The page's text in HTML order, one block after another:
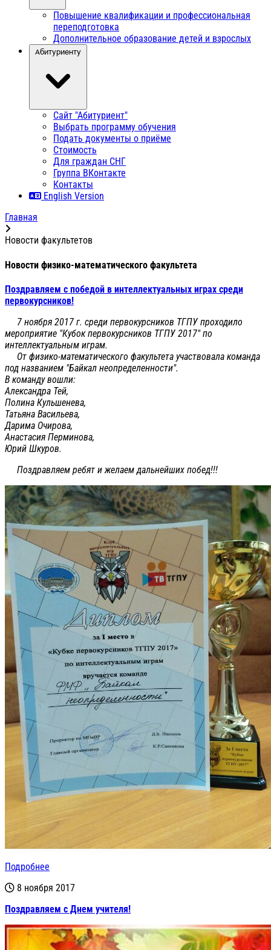
Повышение квалификации и профессиональная
переподготовка
Дополнительное образование детей и взрослых
Абитуриенту
Сайт "Абитуриент"
Выбрать программу обучения
Подать документы о приёме
Стоимость
Для граждан СНГ
Группа ВКонтакте
Контакты
English Version
Главная
Новости факультетов
Новости физико-математического факультета
Поздравляем с победой в интеллектуальных играх среди
первокурсников!
7 ноября 2017 г. среди первокурсников ТГПУ проходило
мероприятие "Кубок первокурсников ТГПУ 2017" по
интеллектуальным играм.
От физико-математического факультета участвовала команда
под названием "Байкал неопределенности".
В команду вошли:
Александра Тей,
Полина Кульшенева,
Татьяна Васильева,
Дарима Очирова,
Анастасия Перминова,
Юрий Шкуров.
Поздравляем ребят и желаем дальнейших побед!!!
Подробнее
8 ноября 2017
Поздравляем с Днем учителя!